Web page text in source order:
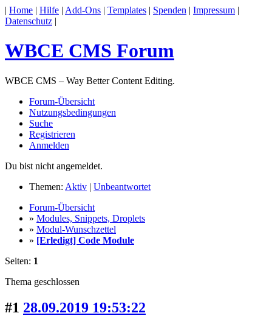
| Home | Hilfe | Add-Ons | Templates | Spenden | Impressum |
Datenschutz |
WBCE CMS Forum
WBCE CMS – Way Better Content Editing.
Forum-Übersicht
Nutzungsbedingungen
Suche
Registrieren
Anmelden
Du bist nicht angemeldet.
Themen: Aktiv | Unbeantwortet
Forum-Übersicht
» Modules, Snippets, Droplets
» Modul-Wunschzettel
» [Erledigt] Code Module
Seiten: 1
Thema geschlossen
#1 28.09.2019 19:53:22